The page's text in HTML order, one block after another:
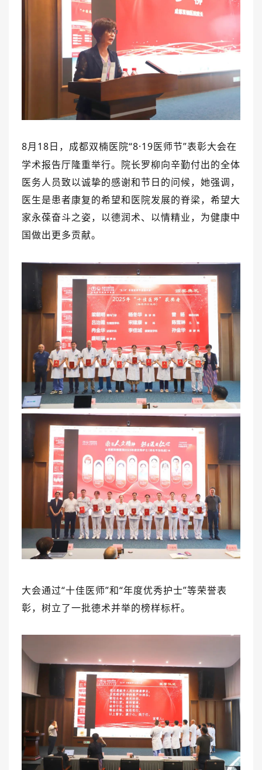
出/入院服务
意见建议 特殊人群服务
院内新闻 媒体报道
公示公告 公益事业
科研介绍 科研动态
通知公告
医联体介绍 新闻动态
成员单位
招聘职位
8月18日， 成都双楠医院“8·19医师节”表彰大会在
学术报告厅隆重举行。 院长罗柳向辛勤付出的全体
医务人员致以诚挚的感谢和节日的问候，她强调，
医生是患者康复的希望和医院发展的脊梁，希望大
家永葆奋斗之姿，以德润术、以情精业，为健康中
国做出更多贡献。
大会通过“十佳医师”和“年度优秀护士”等荣誉表
彰，树立了一批德术并举的榜样标杆。